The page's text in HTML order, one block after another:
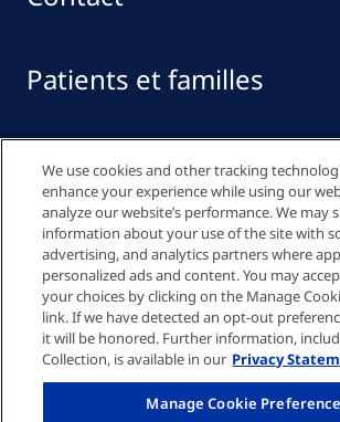
Patients et familles
Professionnels de santé
Liens rapides
Politique de confidentialité
Paramètres des cookies
We use cookies and other tracking
enhance your experience while using our
analyze our website’s performance. We may
information about your use of the site with
advertising, and analytics partners where
personalized ads and content. You may
your choices by clicking on the Manage
link. If we have detected an opt-out
it will be honored. Further information,
Collection, is available in our Privacy
Manage Cookie